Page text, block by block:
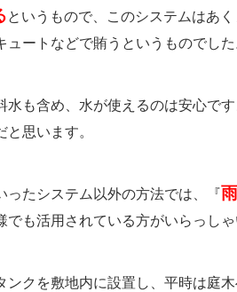
というもので、このシステムはあ
ュートなどで賄うというものでした
水も含め、水が使えるのは安心で
思います。
ったシステム以外の方法では、『
でも活用されている方がいらっしゃ
ンクを敷地内に設置し、平時は庭